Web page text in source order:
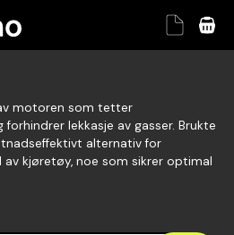
motoren som tetter
lekkasje av gasser. Brukte
alternativ for
kjøretøy, noe som sikrer optimal